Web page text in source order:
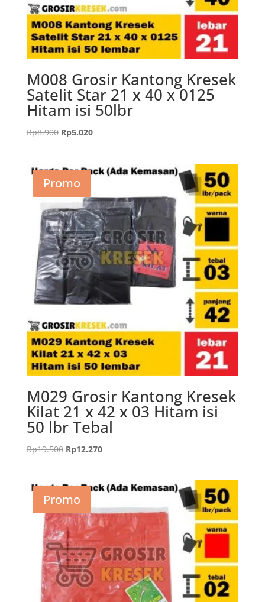
M008 Grosir Kantong Kresek
Satelit Star 21 x 40 x 0125
Hitam isi 50lbr
Rp8.900 Harga
Rp8.900.
Rp5.020Harga
adalah:
Promo
M029 Grosir Kantong Kresek
Kilat 21 x 42 x 03 Hitam isi
50 lbr Tebal
Rp19.500 Harga
Rp19.500.
Rp12.270Harga
adalah:
Promo